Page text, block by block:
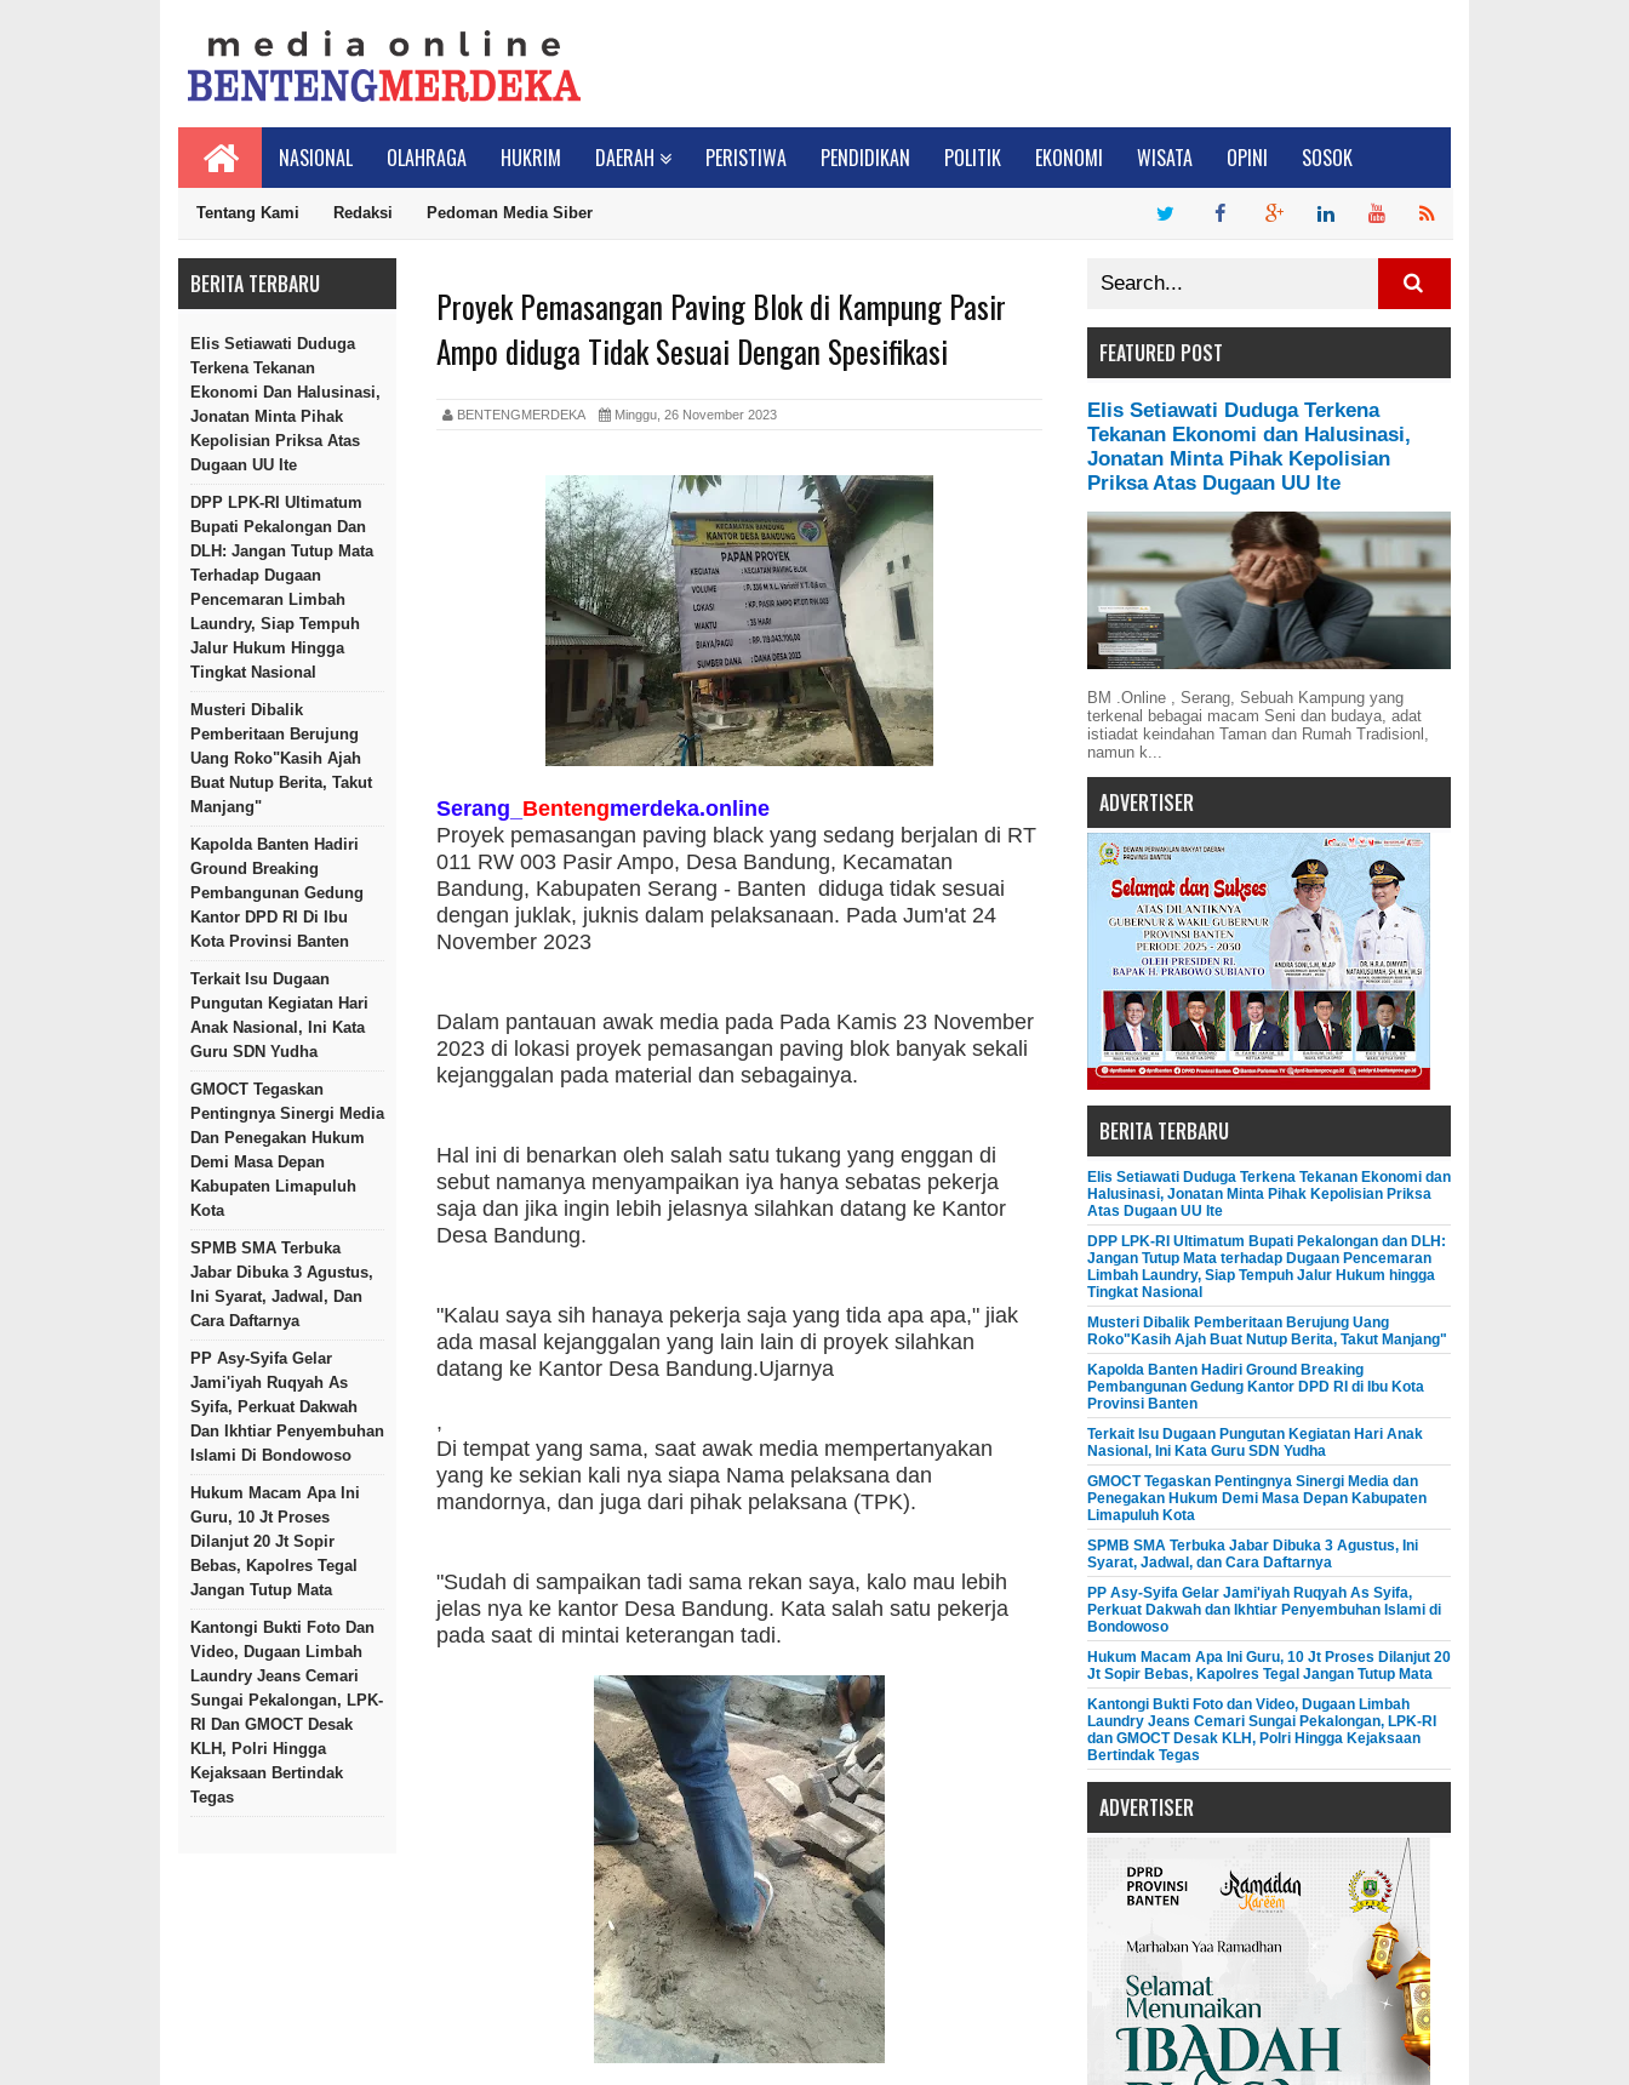
NASIONAL OLAHRAGA HUKRIM DAERAH PERISTIWA PENDIDIKAN POLITIK EKONOMI WISATA OPINI SOSOK
Tentang Kami Redaksi Pedoman Media Siber
BERITA TERBARU
Elis Setiawati Duduga
Terkena Tekanan
Ekonomi Dan Halusinasi,
Jonatan Minta Pihak
Kepolisian Priksa Atas
Dugaan UU Ite
DPP LPK-RI Ultimatum
Bupati Pekalongan Dan
DLH: Jangan Tutup Mata
Terhadap Dugaan
Pencemaran Limbah
Laundry, Siap Tempuh
Jalur Hukum Hingga
Tingkat Nasional
Musteri Dibalik
Pemberitaan Berujung
Uang Roko"Kasih Ajah
Buat Nutup Berita, Takut
Manjang"
Kapolda Banten Hadiri
Ground Breaking
Pembangunan Gedung
Kantor DPD RI Di Ibu
Kota Provinsi Banten
Terkait Isu Dugaan
Pungutan Kegiatan Hari
Anak Nasional, Ini Kata
Guru SDN Yudha
GMOCT Tegaskan
Pentingnya Sinergi Media
Dan Penegakan Hukum
Demi Masa Depan
Kabupaten Limapuluh
Kota
SPMB SMA Terbuka
Jabar Dibuka 3 Agustus,
Ini Syarat, Jadwal, Dan
Cara Daftarnya
PP Asy-Syifa Gelar
Jami'iyah Ruqyah As
Syifa, Perkuat Dakwah
Dan Ikhtiar Penyembuhan
Islami Di Bondowoso
Hukum Macam Apa Ini
Guru, 10 Jt Proses
Dilanjut 20 Jt Sopir
Bebas, Kapolres Tegal
Jangan Tutup Mata
Kantongi Bukti Foto Dan
Video, Dugaan Limbah
Laundry Jeans Cemari
Sungai Pekalongan, LPK-
RI Dan GMOCT Desak
KLH, Polri Hingga
Kejaksaan Bertindak
Tegas
Proyek Pemasangan Paving Blok di Kampung Pasir
Ampo diduga Tidak Sesuai Dengan Spesifikasi
BENTENGMERDEKA Minggu, 26 November 2023
Serang_ Bentengmerdeka.online
Proyek pemasangan paving black yang sedang berjalan di RT
011 RW 003 Pasir Ampo, Desa Bandung, Kecamatan
Bandung, Kabupaten Serang - Banten diduga tidak sesuai
dengan juklak, juknis dalam pelaksanaan. Pada Jum'at 24
November 2023
Dalam pantauan awak media pada Pada Kamis 23 November
2023 di lokasi proyek pemasangan paving blok banyak sekali
kejanggalan pada material dan sebagainya.
Hal ini di benarkan oleh salah satu tukang yang enggan di
sebut namanya menyampaikan iya hanya sebatas pekerja
saja dan jika ingin lebih jelasnya silahkan datang ke Kantor
Desa Bandung.
"Kalau saya sih hanaya pekerja saja yang tida apa apa," jiak
ada masal kejanggalan yang lain lain di proyek silahkan
datang ke Kantor Desa Bandung.Ujarnya
,
Di tempat yang sama, saat awak media mempertanyakan
yang ke sekian kali nya siapa Nama pelaksana dan
mandornya, dan juga dari pihak pelaksana (TPK).
"Sudah di sampaikan tadi sama rekan saya, kalo mau lebih
jelas nya ke kantor Desa Bandung. Kata salah satu pekerja
pada saat di mintai keterangan tadi.
FEATURED POST
Elis Setiawati Duduga Terkena
Tekanan Ekonomi dan Halusinasi,
Jonatan Minta Pihak Kepolisian
Priksa Atas Dugaan UU Ite
BM .Online , Serang, Sebuah Kampung yang
terkenal bebagai macam Seni dan budaya, adat
istiadat keindahan Taman dan Rumah Tradisionl,
namun k...
ADVERTISER
BERITA TERBARU
Elis Setiawati Duduga Terkena Tekanan Ekonomi dan
Halusinasi, Jonatan Minta Pihak Kepolisian Priksa
Atas Dugaan UU Ite
DPP LPK-RI Ultimatum Bupati Pekalongan dan DLH:
Jangan Tutup Mata terhadap Dugaan Pencemaran
Limbah Laundry, Siap Tempuh Jalur Hukum hingga
Tingkat Nasional
Musteri Dibalik Pemberitaan Berujung Uang
Roko"Kasih Ajah Buat Nutup Berita, Takut Manjang"
Kapolda Banten Hadiri Ground Breaking
Pembangunan Gedung Kantor DPD RI di Ibu Kota
Provinsi Banten
Terkait Isu Dugaan Pungutan Kegiatan Hari Anak
Nasional, Ini Kata Guru SDN Yudha
GMOCT Tegaskan Pentingnya Sinergi Media dan
Penegakan Hukum Demi Masa Depan Kabupaten
Limapuluh Kota
SPMB SMA Terbuka Jabar Dibuka 3 Agustus, Ini
Syarat, Jadwal, dan Cara Daftarnya
PP Asy-Syifa Gelar Jami'iyah Ruqyah As Syifa,
Perkuat Dakwah dan Ikhtiar Penyembuhan Islami di
Bondowoso
Hukum Macam Apa Ini Guru, 10 Jt Proses Dilanjut 20
Jt Sopir Bebas, Kapolres Tegal Jangan Tutup Mata
Kantongi Bukti Foto dan Video, Dugaan Limbah
Laundry Jeans Cemari Sungai Pekalongan, LPK-RI
dan GMOCT Desak KLH, Polri Hingga Kejaksaan
Bertindak Tegas
ADVERTISER